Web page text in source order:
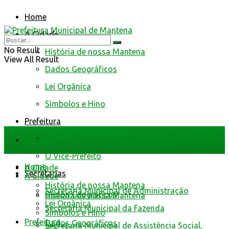
Home
A Cidade
História de nossa Mantena
Dados Geográficos
Lei Orgânica
Símbolos e Hino
Prefeitura
O Vice-Prefeito
Secretarias
Secretaria Municipal de Administração
Secretaria Municipal da Fazenda
Secretaria Municipal de Assistência Social,
No Result
View All Result
Home
A Cidade
História de nossa Mantena
Dados Geográficos
Home
A Cidade
História de nossa Mantena
Dados Geográficos
Lei Orgânica
Símbolos e Hino
Prefeitura